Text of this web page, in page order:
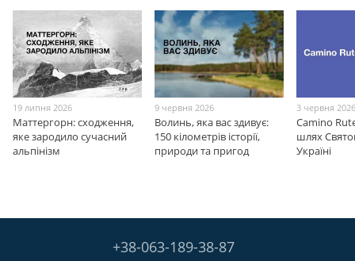
19 липня 2026
Маттергорн: сходження,
яке зародило сучасний
альпінізм
9 червня 2026
Волинь, яка вас здивує:
150 кілометрів історії,
природи та пригод
3 червня
Camino
шлях
Україні
+38-063-189-38-87